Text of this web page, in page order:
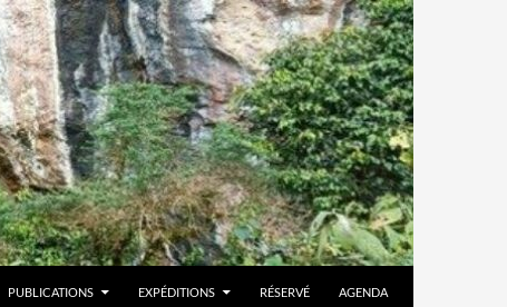
PUBLICATIONS EXPÉDITIONS RÉSERVÉ AGENDA